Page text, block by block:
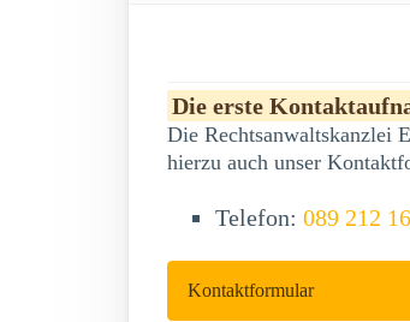
Die erste
Die Rechtsanwaltskanzlei
hierzu auch unser
Telefon: 089 212
Kontaktformular